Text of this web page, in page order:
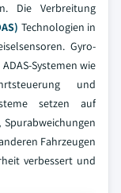
Die Verbreitung
Technologien in
Gyro-
Systemen wie
und
setzen auf
Fahrzeugen
verbessert und